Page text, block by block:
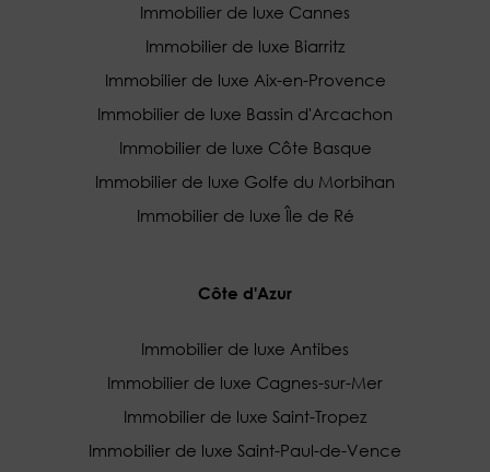
Immobilier de luxe Cannes
Immobilier de luxe Biarritz
Immobilier de luxe Aix-en-Provence
Immobilier de luxe Bassin d'Arcachon
Immobilier de luxe Côte Basque
Immobilier de luxe Golfe du Morbihan
Immobilier de luxe Île de Ré
Côte d'Azur
Immobilier de luxe Antibes
Immobilier de luxe Cagnes-sur-Mer
Immobilier de luxe Saint-Tropez
Immobilier de luxe Saint-Paul-de-Vence